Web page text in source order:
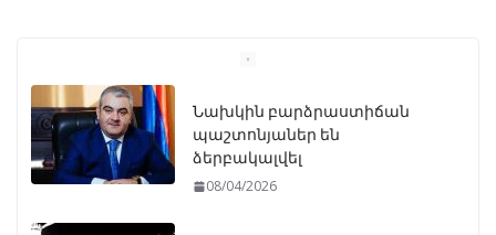
Նախկին բարձրաստիճան
պաշտոնյաներ են
ձերբակալվել
08/04/2026